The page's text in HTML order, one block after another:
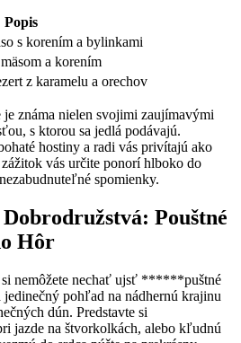
Popis
s korením a bylinkami
a korením
z karamelu a orechov
známa nielen svojimi zaujímavými
s ktorou sa jedlá podávajú.
hostiny a radi vás privítajú ako
vás určite ponorí hlboko do
spomienky.
Pouštné
Hôr
si nemôžete nechať ujsť ******puštné
pohľad na nádhernú krajinu
dún. Predstavte si
jazde na štvorkolkách, alebo kľudnú